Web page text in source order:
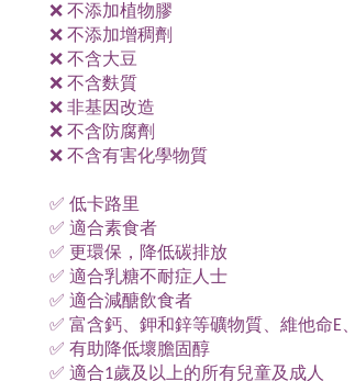
❌ 不添加植物膠
❌ 不添加增稠劑
❌ 不含大豆
❌ 不含麩質
❌ 非基因改造
❌ 不含防腐劑
❌ 不含有害化學物質
✅ 低卡路里
✅ 適合素食者
✅ 更環保，降低碳排放
✅ 適合乳糖不耐症人士
✅ 適合減醣飲食者
✅ 富含鈣、鉀和鋅等礦物質、維他命E
✅ 有助降低壞膽固醇
✅ 適合1歲及以上的所有兒童及成人